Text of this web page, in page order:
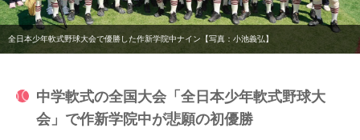
全日本少年軟式野球大会で優勝した作新学院中ナイン【写真：小池義弘】
中学軟式の全国大会「全日本少年軟式野球大
会」で作新学院中が悲願の初優勝